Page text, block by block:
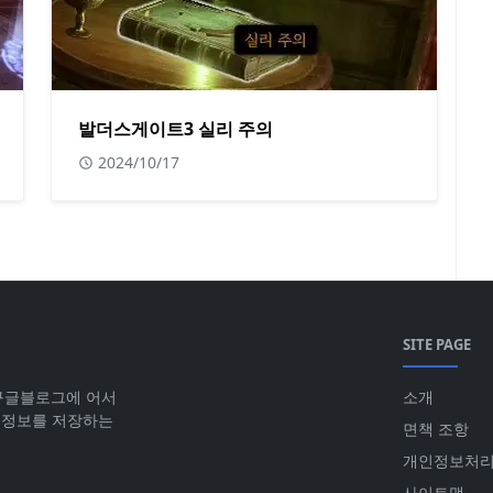
발더스게이트3 실리 주의
2024/10/17
블로그에 어서
보를 저장하는
SITE PAGE
소개
면책 조항
개인정보처